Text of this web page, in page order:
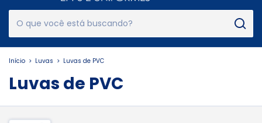
Início > Luvas > Luvas de PVC
Luvas de PVC